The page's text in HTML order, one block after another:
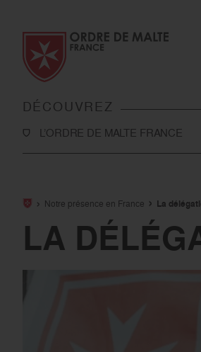
DÉCOUVREZ
L’ORDRE DE MALTE FRANCE
Rapport d'activité et ressources
Notre présence en France
Notre présence en France La
LA